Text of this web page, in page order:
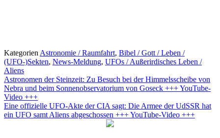
Kategorien Astronomie / Raumfahrt, Bibel / Gott / Leben /
(UFO-)Sekten, News-Meldung, UFOs / Außerirdisches Leben /
Aliens
Astronomen der Steinzeit: Zu Besuch bei der Himmelsscheibe von
Nebra und beim Sonnenobservatorium von Goseck +++ YouTube-
Video +++
Eine offizielle UFO-Akte der CIA sagt: Die Armee der UdSSR hat
ein UFO samt Aliens abgeschossen +++ YouTube-Video +++